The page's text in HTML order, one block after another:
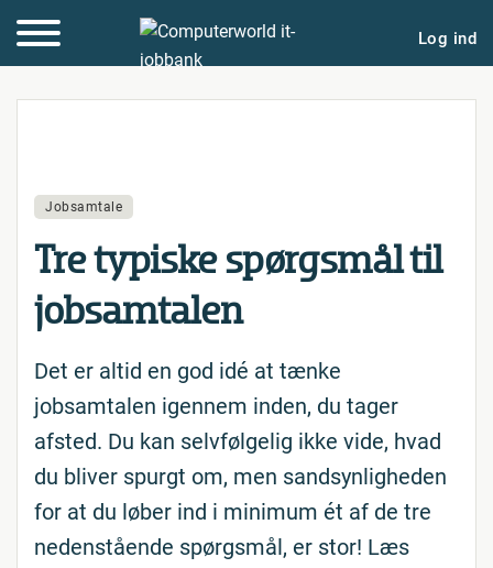
Log ind
Jobsamtale
Tre typiske spørgsmål til
job­sam­ta­len
Det er altid en god idé at tænke
jobsamtalen igennem inden, du tager
afsted. Du kan selvfølgelig ikke vide, hvad
du bliver spurgt om, men sandsynligheden
for at du løber ind i minimum ét af de tre
nedenstående spørgsmål, er stor! Læs